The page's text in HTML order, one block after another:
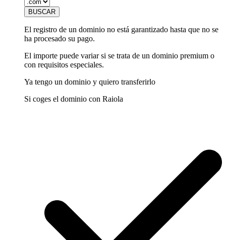
El registro de un dominio no está garantizado hasta que no se
ha procesado su pago.
El importe puede variar si se trata de un dominio premium o
con requisitos especiales.
Ya tengo un dominio y quiero transferirlo
Si coges el dominio con Raiola